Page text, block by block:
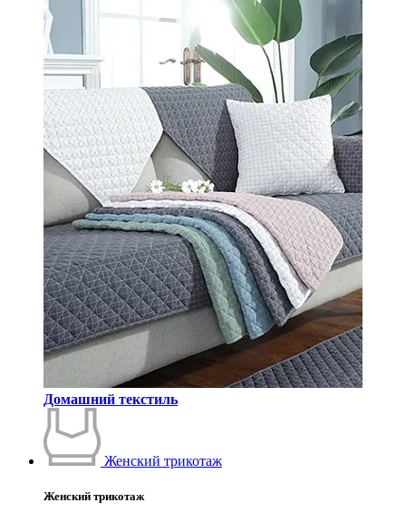
Домашний текстиль
Женский трикотаж
Женский трикотаж